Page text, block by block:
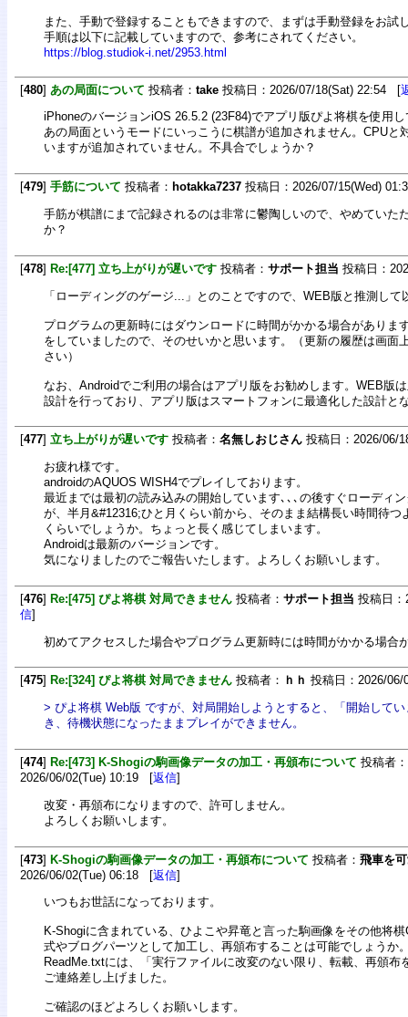
また、手動で登録することもできますので、まずは手動登録をお試
手順は以下に記載していますので、参考にされてください。
https://blog.studiok-i.net/2953.html
[480] あの局面について 投稿者： take 投稿日：2026/07/18(Sat) 22:54 [
iPhoneのバージョンiOS 26.5.2 (23F84)でアプリ版ぴよ将棋を使用
あの局面というモードにいっこうに棋譜が追加されません。CPUと
いますが追加されていません。不具合でしょうか？
[479] 手筋について 投稿者： hotakka7237 投稿日：2026/07/15(Wed)
手筋が棋譜にまで記録されるのは非常に鬱陶しいので、やめていた
か？
[478] Re:[477] 立ち上がりが遅いです 投稿者： サポート担当 投稿日：
「ローディングのゲージ...」とのことですので、WEB版と推測して
プログラムの更新時にはダウンロードに時間がかかる場合がありま
をしていましたので、そのせいかと思います。（更新の履歴は画面
さい）
なお、Androidでご利用の場合はアプリ版をお勧めします。WEB版
設計を行っており、アプリ版はスマートフォンに最適化した設計と
[477] 立ち上がりが遅いです 投稿者： 名無しおじさん 投稿日：2026/06/
お疲れ様です。
androidのAQUOS WISH4でプレイしております。
最近までは最初の読み込みの開始しています､､､の後すぐローディ
が、半月&#12316;ひと月くらい前から、そのまま結構長い時間待つ
くらいでしょうか。ちょっと長く感じてしまいます。
Androidは最新のバージョンです。
気になりましたのでご報告いたします。よろしくお願いします。
[476] Re:[475] ぴよ将棋 対局できません 投稿者： サポート担当 投稿日
信]
初めてアクセスした場合やプログラム更新時には時間がかかる場合
[475] Re:[324] ぴよ将棋 対局できません 投稿者： ｈｈ 投稿日：2026/
> ぴよ将棋 Web版 ですが、対局開始しようとすると、「開始して
き、待機状態になったままプレイができません。
[474] Re:[473] K-Shogiの駒画像データの加工・再頒布について 投稿者：
2026/06/02(Tue) 10:19 [返信]
改変・再頒布になりますので、許可しません。
よろしくお願いします。
[473] K-Shogiの駒画像データの加工・再頒布について 投稿者： 飛車を
2026/06/02(Tue) 06:18 [返信]
いつもお世話になっております。
K-Shogiに含まれている、ひよこや昇竜と言った駒画像をその他将
式やブログパーツとして加工し、再頒布することは可能でしょうか
ReadMe.txtには、「実行ファイルに改変のない限り、転載、再頒布
ご連絡差し上げました。
ご確認のほどよろしくお願いします。